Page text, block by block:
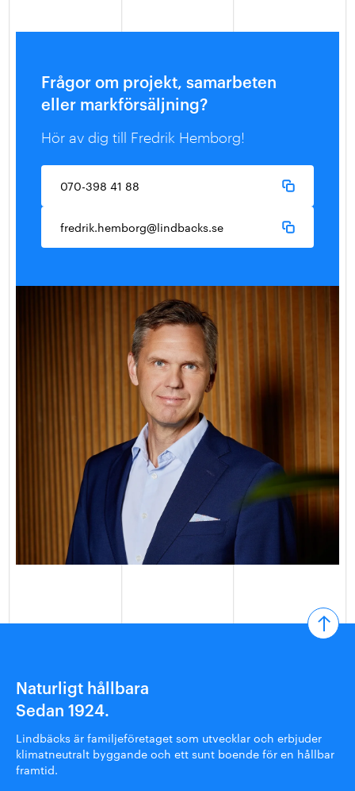
Frågor om projekt, samarbeten
eller markförsäljning?
Hör av dig till Fredrik Hemborg!
070-398 41 88
fredrik.hemborg@lindbacks.se
Naturligt hållbara
Sedan 1924.
Lindbäcks är familjeföretaget som utvecklar och erbjuder
klimatneutralt byggande och ett sunt boende för en hållbar
framtid.